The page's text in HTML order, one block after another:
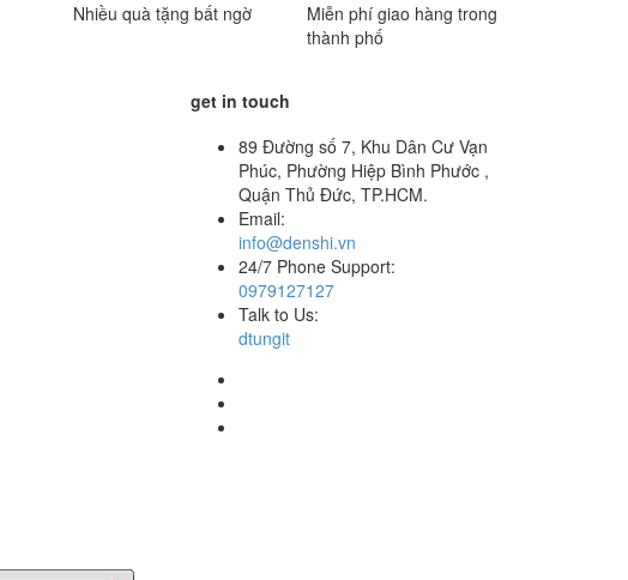
Nhiều quà tặng bất ngờ
Miễn phí giao hàng trong
thành phố
get in touch
89 Đường số 7, Khu Dân Cư Vạn
Phúc, Phường Hiệp Bình Phước ,
Quận Thủ Đức, TP.HCM.
Email:
info@denshi.vn
24/7 Phone Support:
0979127127
Talk to Us:
dtungit